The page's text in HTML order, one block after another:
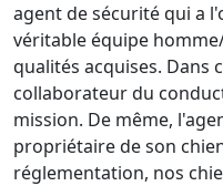
agent de sécurité qui a
véritable équipe
qualités acquises. Dans
collaborateur du
mission. De même,
propriétaire de son
réglementation, nos